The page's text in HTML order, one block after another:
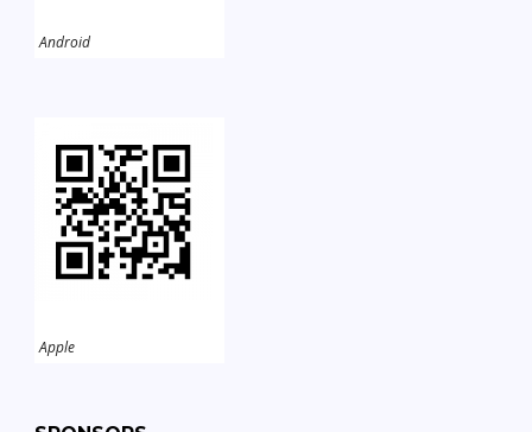
Android
Apple